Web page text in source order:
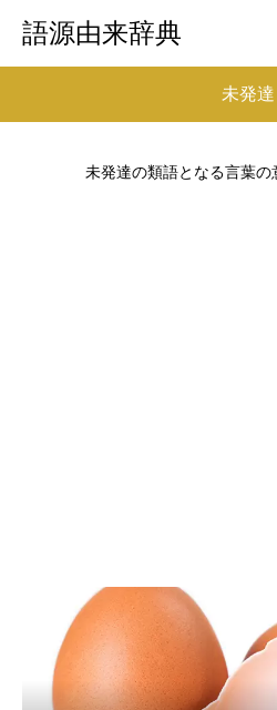
語源由来辞典
未発達
未発達の類語となる言葉の